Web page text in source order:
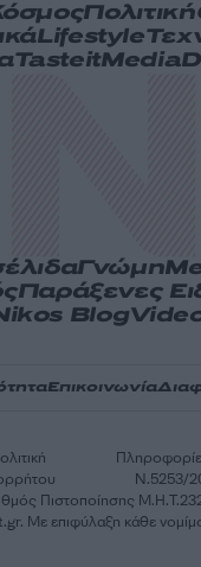
Πολιτική
Lifestyle
TasteitMedia
Γνώμη
Παράξενες
Blog
Επικοινωνία
Πιστοποίησης
Ν.5253/
Με επιφύλαξη κάθε